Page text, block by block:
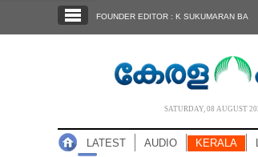
NOTIFIED NEWS
FOUNDER EDITOR : K SUKUMARAN BA
SATURDAY, 08 AUGUST
LATEST AUDIO KERALA